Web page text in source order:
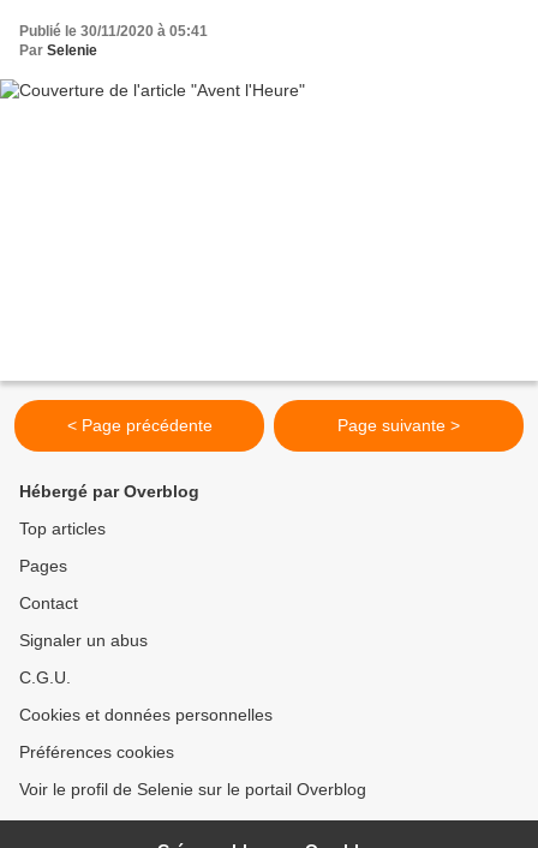
Publié le 30/11/2020 à 05:41
Par Selenie
< Page précédente Page suivante >
Hébergé par Overblog
Top articles
Pages
Contact
Signaler un abus
C.G.U.
Cookies et données personnelles
Préférences cookies
Voir le profil de Selenie sur le portail Overblog